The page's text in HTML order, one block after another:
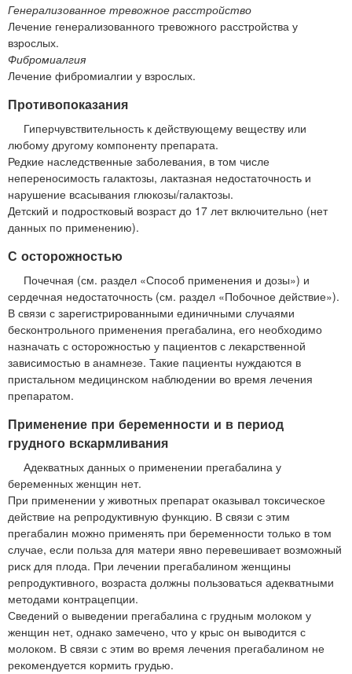
Генерализованное тревожное расстройство
Лечение генерализованного тревожного расстройства у
взрослых.
Фибромиалгия
Лечение фибромиалгии у взрослых.
Противопоказания
Гиперчувствительность к действующему веществу или
любому другому компоненту препарата.
Редкие наследственные заболевания, в том числе
непереносимость галактозы, лактазная недостаточность и
нарушение всасывания глюкозы/галактозы.
Детский и подростковый возраст до 17 лет включительно (нет
данных по применению).
С осторожностью
Почечная (см. раздел «Способ применения и дозы») и
сердечная недостаточность (см. раздел «Побочное действие»).
В связи с зарегистрированными единичными случаями
бесконтрольного применения прегабалина, его необходимо
назначать с осторожностью у пациентов с лекарственной
зависимостью в анамнезе. Такие пациенты нуждаются в
пристальном медицинском наблюдении во время лечения
препаратом.
Применение при беременности и в период
грудного вскармливания
Адекватных данных о применении прегабалина у
беременных женщин нет.
При применении у животных препарат оказывал токсическое
действие на репродуктивную функцию. В связи с этим
прегабалин можно применять при беременности только в том
случае, если польза для матери явно перевешивает возможный
риск для плода. При лечении прегабалином женщины
репродуктивного, возраста должны пользоваться адекватными
методами контрацепции.
Сведений о выведении прегабалина с грудным молоком у
женщин нет, однако замечено, что у крыс он выводится с
молоком. В связи с этим во время лечения прегабалином не
рекомендуется кормить грудью.